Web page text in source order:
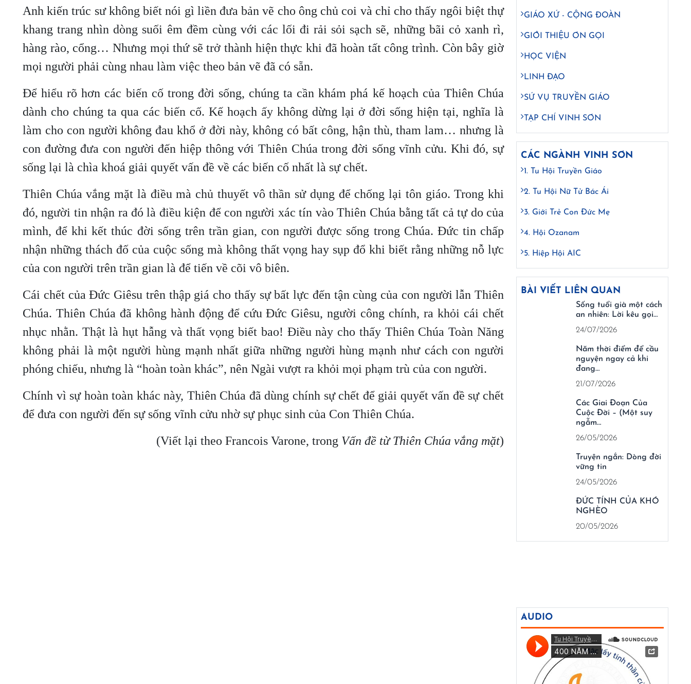
Anh kiến trúc sư không biết nói gì liền đưa bản vẽ cho ông chủ coi và chỉ cho thấy ngôi biệt thự
khang trang nhìn dòng suối êm đềm cùng với các lối đi rải sỏi sạch sẽ, những bãi cỏ xanh rì,
hàng rào, cổng… Nhưng mọi thứ sẽ trở thành hiện thực khi đã hoàn tất công trình. Còn bây giờ
mọi người phải cùng nhau làm việc theo bản vẽ đã có sẵn.
Để hiểu rõ hơn các biến cố trong đời sống, chúng ta cần khám phá kế hoạch của Thiên Chúa
dành cho chúng ta qua các biến cố. Kế hoạch ấy không dừng lại ở đời sống hiện tại, nghĩa là
làm cho con người không đau khổ ở đời này, không có bất công, hận thù, tham lam… nhưng là
con đường đưa con người đến hiệp thông với Thiên Chúa trong đời sống vĩnh cửu. Khi đó, sự
sống lại là chìa khoá giải quyết vấn đề về các biến cố nhất là sự chết.
Thiên Chúa vắng mặt là điều mà chủ thuyết vô thần sử dụng để chống lại tôn giáo. Trong khi
đó, người tin nhận ra đó là điều kiện để con người xác tín vào Thiên Chúa bằng tất cả tự do của
mình, để khi kết thúc đời sống trên trần gian, con người được sống trong Chúa. Đức tin chấp
nhận những thách đố của cuộc sống mà không thất vọng hay sụp đổ khi biết rằng những nỗ lực
của con người trên trần gian là để tiến về cõi vô biên.
Cái chết của Đức Giêsu trên thập giá cho thấy sự bất lực đến tận cùng của con người lẫn Thiên
Chúa. Thiên Chúa đã không hành động để cứu Đức Giêsu, người công chính, ra khỏi cái chết
nhục nhằn. Thật là hụt hẫng và thất vọng biết bao! Điều này cho thấy Thiên Chúa Toàn Năng
không phải là một người hùng mạnh nhất giữa những người hùng mạnh như cách con người
phóng chiếu, nhưng là “hoàn toàn khác”, nên Ngài vượt ra khỏi mọi phạm trù của con người.
Chính vì sự hoàn toàn khác này, Thiên Chúa đã dùng chính sự chết để giải quyết vấn đề sự chết
để đưa con người đến sự sống vĩnh cửu nhờ sự phục sinh của Con Thiên Chúa.
(Viết lại theo Francois Varone, trong Vấn đề từ Thiên Chúa vắng mặt)
GIÁO XỨ - CỘNG ĐOÀN
GIỚI THIỆU ƠN GỌI
HỌC VIỆN
LINH ĐẠO
SỨ VỤ TRUYỀN GIÁO
TẠP CHÍ VINH SƠN
CÁC NGÀNH VINH SƠN
1. Tu Hội Truyền Giáo
2. Tu Hội Nữ Tử Bác Ái
3. Giới Trẻ Con Đức Mẹ
4. Hội Ozanam
5. Hiệp Hội AIC
BÀI VIẾT LIÊN QUAN
Sống tuổi già một cách
an nhiên: Lời kêu gọi…
24/07/2026
Năm thời điểm để cầu
nguyện ngay cả khi
đang…
21/07/2026
Các Giai Đoạn Của
Cuộc Đời – (Một suy
ngẫm…
26/05/2026
Truyện ngắn: Dòng đời
vững tin
24/05/2026
ĐỨC TÍNH CỦA KHÓ
NGHÈO
20/05/2026
AUDIO